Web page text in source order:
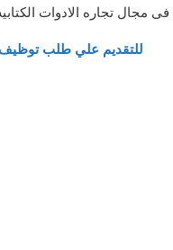
للتقديم علي طلب